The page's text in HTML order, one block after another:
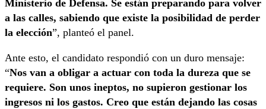
Ministerio de Defensa. Se están preparando para volver
a las calles, sabiendo que existe la posibilidad de perder
la elección”, planteó el panel.
Ante esto, el candidato respondió con un duro mensaje:
“Nos van a obligar a actuar con toda la dureza que se
requiere. Son unos ineptos, no supieron gestionar los
ingresos ni los gastos. Creo que están dejando las cosas